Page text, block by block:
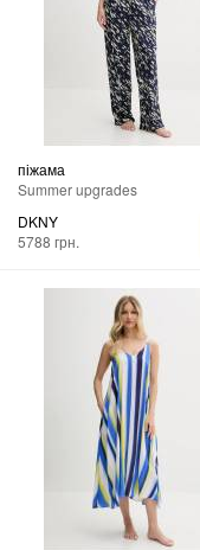
піжама
Summer upgrades
DKNY
5788 грн.